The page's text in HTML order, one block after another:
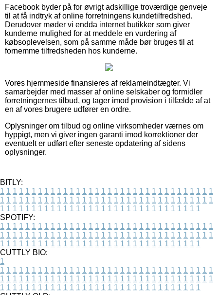
Facebook byder på for øvrigt adskillige troværdige genveje
til at få indtryk af online forretningens kundetilfredshed.
Derudover møder vi endda internet butikker som giver
kunderne mulighed for at meddele en vurdering af
købsoplevelsen, som på samme måde bør bruges til at
fornemme tilfredsheden hos kunderne.
Vores hjemmeside finansieres af reklameindtægter. Vi
samarbejder med masser af online selskaber og formidler
forretningernes tilbud, og tager imod provision i tilfælde af at
en af vores brugere udfører en ordre.
Oplysninger om tilbud og online virksomheder værnes om
hyppigt, men vi giver ingen garanti imod korrektioner der
eventuelt er udført efter seneste opdatering af sidens
oplysninger.
BITLY:
1 1 1 1 1 1 1 1 1 1 1 1 1 1 1 1 1 1 1 1 1 1 1 1 1 1 1 1 1 1 1 1 1 1
1 1 1 1 1 1 1 1 1 1 1 1 1 1 1 1 1 1 1 1 1 1 1 1 1 1 1 1 1 1 1 1 1 1
1 1 1 1 1 1 1 1 1 1 1 1 1 1 1 1 1 1 1 1 1 1 1 1 1 1 1 1 1 1 1 1
SPOTIFY:
1 1 1 1 1 1 1 1 1 1 1 1 1 1 1 1 1 1 1 1 1 1 1 1 1 1 1 1 1 1 1 1 1 1
1 1 1 1 1 1 1 1 1 1 1 1 1 1 1 1 1 1 1 1 1 1 1 1 1 1 1 1 1 1 1 1 1 1
1 1 1 1 1 1 1 1 1 1 1 1 1 1 1 1 1 1 1 1 1 1 1 1 1 1 1 1 1 1 1 1
CUTTLY BIO:
1
1 1 1 1 1 1 1 1 1 1 1 1 1 1 1 1 1 1 1 1 1 1 1 1 1 1 1 1 1 1 1 1 1 1
1 1 1 1 1 1 1 1 1 1 1 1 1 1 1 1 1 1 1 1 1 1 1 1 1 1 1 1 1 1 1 1 1 1
1 1 1 1 1 1 1 1 1 1 1 1 1 1 1 1 1 1 1 1 1 1 1 1 1 1 1 1 1 1 1 1